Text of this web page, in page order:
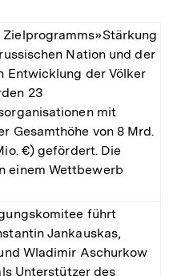
Zielprogramms»Stärkung
Nation und der
Entwicklung der Völker
23
mit
Gesamthöhe von 8 Mrd.
€) gefördert. Die
einem Wettbewerb
führt
Jankauskas,
Wladimir Aschurkow
Unterstützer des